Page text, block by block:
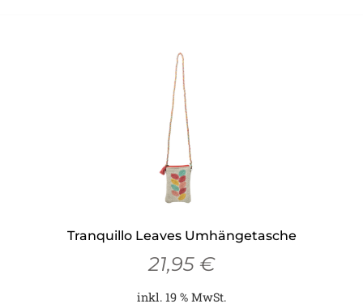
Tranquillo Leaves Umhängetasche
21,95 €
inkl. 19 % MwSt.